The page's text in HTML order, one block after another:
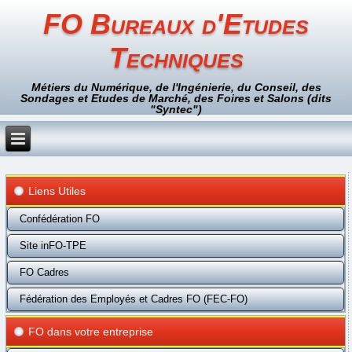
FO Bureaux d'Etudes
Techniques
Métiers du Numérique, de l'Ingénierie, du Conseil, des
Sondages et Etudes de Marché, des Foires et Salons (dits
"Syntec")
Liens Utiles
Confédération FO
Site inFO-TPE
FO Cadres
Fédération des Employés et Cadres FO (FEC-FO)
FO dans votre entreprise